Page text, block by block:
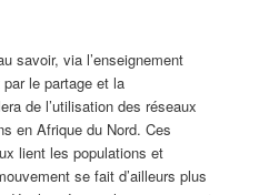
savoir, via l’enseignement
le partage et la
de l’utilisation des réseaux
en Afrique du Nord. Ces
lient les populations et
se fait d’ailleurs plus